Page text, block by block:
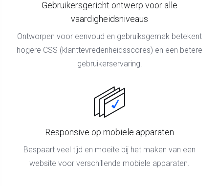
Gebruikersgericht ontwerp voor alle
vaardigheidsniveaus
Ontworpen voor eenvoud en gebruiksgemak betekent
hogere CSS (klanttevredenheidsscores) en een betere
gebruikerservaring.
Responsive op mobiele apparaten
Bespaart veel tijd en moeite bij het maken van een
website voor verschillende mobiele apparaten.